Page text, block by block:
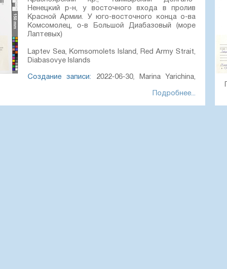
Ненецкий р-н, у восточного входа в пролив
Красной Армии. У юго-восточного конца о-ва
Комсомолец, о-в Большой Диабазовый (море
Лаптевых)
Laptev Sea, Komsomolets Island, Red Army Strait,
Diabasovye Islands
Создание записи: 2022-06-30, Marina Yarichina,
Подробнее...